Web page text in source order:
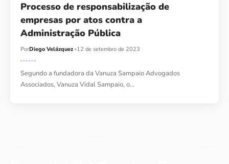
Processo de responsabilização de
empresas por atos contra a
Administração Pública
PorDiego Velázquez 12 de setembro de 2023
Segundo a fundadora da Vanuza Sampaio Advogados
Associados, Vanuza Vidal Sampaio, o…